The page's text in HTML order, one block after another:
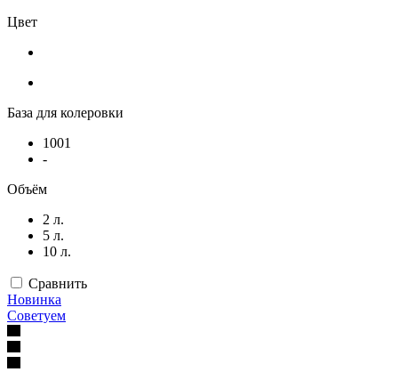
Цвет
База для колеровки
1001
-
Объём
2 л.
5 л.
10 л.
Сравнить
Новинка
Советуем